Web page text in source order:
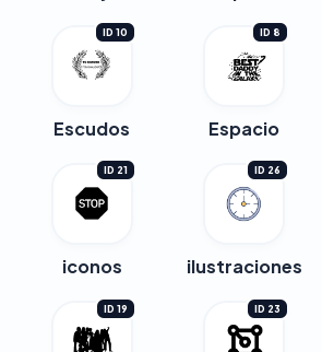
ID 10
Escudos
ID 8
Espacio
ID 21
iconos
ID 26
ilustraciones
ID 19 ID 23